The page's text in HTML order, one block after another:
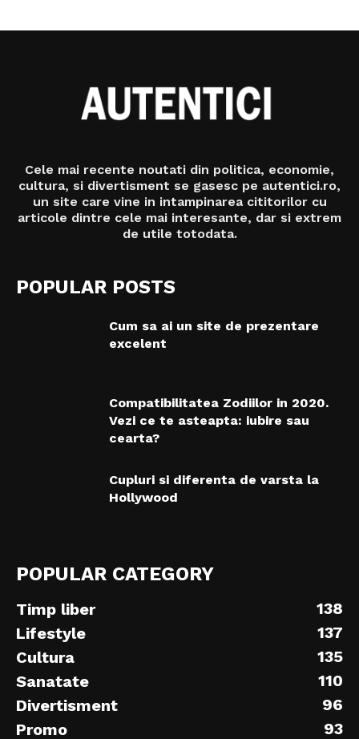
Cele mai recente noutati din politica, economie,
cultura, si divertisment se gasesc pe autentici.ro,
un site care vine in intampinarea cititorilor cu
articole dintre cele mai interesante, dar si extrem
de utile totodata.
POPULAR POSTS
Cum sa ai un site de prezentare
excelent
Compatibilitatea Zodiilor in 2020.
Vezi ce te asteapta: iubire sau
cearta?
Cupluri si diferenta de varsta la
Hollywood
POPULAR CATEGORY
Timp liber
138
Lifestyle
137
Cultura
135
Sanatate
110
Divertisment
96
Promo
93